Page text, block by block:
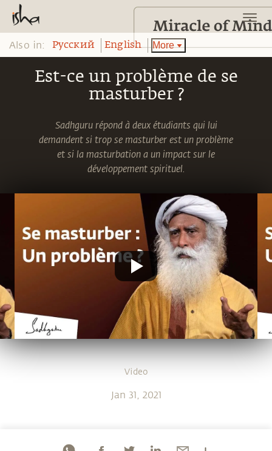
Also in: Pусский English More
Est-ce un problème de se
masturber ?
Sadhguru répond à deux étudiants qui lui
demandent si trop se masturber est un problème
et si la masturbation a un impact sur le
développement spirituel.
Video
Jan 31, 2021